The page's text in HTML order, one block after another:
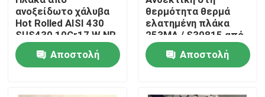
Σπίτι
Προϊόντα
Βίντεο
ανοξείδωτο χάλυβα
Hot Rolled AISI 430
SUS430 10Cr17 W.NR
1.4016 Επιφάνεια
NO.1 10*1500*6000
Αποστολή
θερμότητα θερμά
ελατημένη πλάκα
253MA / S30815 από
ανοξείδωτο χάλυβα
με επιφάνεια
αλάτισης
Αποστολή